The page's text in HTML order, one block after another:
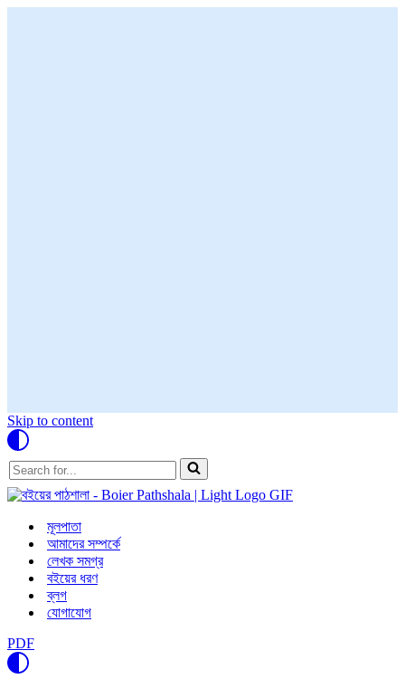
Skip to content
Search
for...
মূলপাতা
আমাদের সম্পর্কে
লেখক সমগ্র
বইয়ের ধরণ
ব্লগ
যোগাযোগ
PDF